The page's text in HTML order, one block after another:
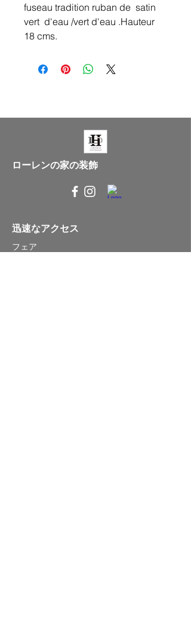
fuseau tradition ruban de satin
vert d'eau /vert d'eau .Hauteur
18 cms.
ローレンの家の装飾
迅速なアクセス
フェア